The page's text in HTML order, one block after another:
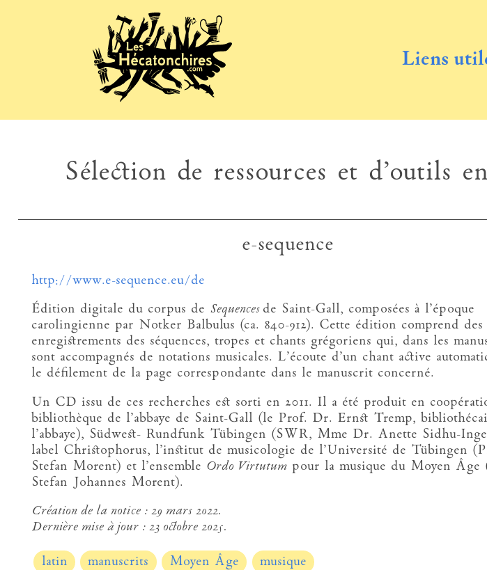
Liens
Sélection de ressources et d’outils
e-sequence
http://www.e-sequence.eu/de
Édition digitale du corpus de Sequencesde Saint-Gall, composées à l’époque
carolingienne par Notker Balbulus (ca. 840-912). Cette édition comprend des
enregistrements des séquences, tropes et chants grégoriens qui, dans les
sont accompagnés de notations musicales. L’écoute d’un chant active
le défilement de la page correspondante dans le manuscrit concerné.
Un CD issu de ces recherches est sorti en 2011. Il a été produit en
bibliothèque de l’abbaye de Saint-Gall (le Prof. Dr. Ernst Tremp,
l’abbaye), Südwest- Rundfunk Tübingen (SWR, Mme Dr. Anette Sidhu-
label Christophorus, l’institut de musicologie de l’Université de Tübingen
Stefan Morent) et l’ensemble Ordo Virtutumpour la musique du Moyen Âge
Stefan Johannes Morent).
Création de la notice : 29 mars 2022.
Dernière mise à jour : 23 octobre 2025.
latin manuscrits Moyen Âge musique